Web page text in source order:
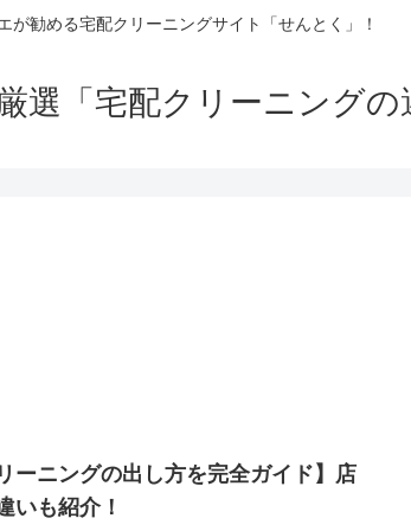
が勧める宅配クリーニングサイト「せんとく」！
選「宅配クリーニングの
ーニングの出し方を完全ガイド】店
いも紹介！